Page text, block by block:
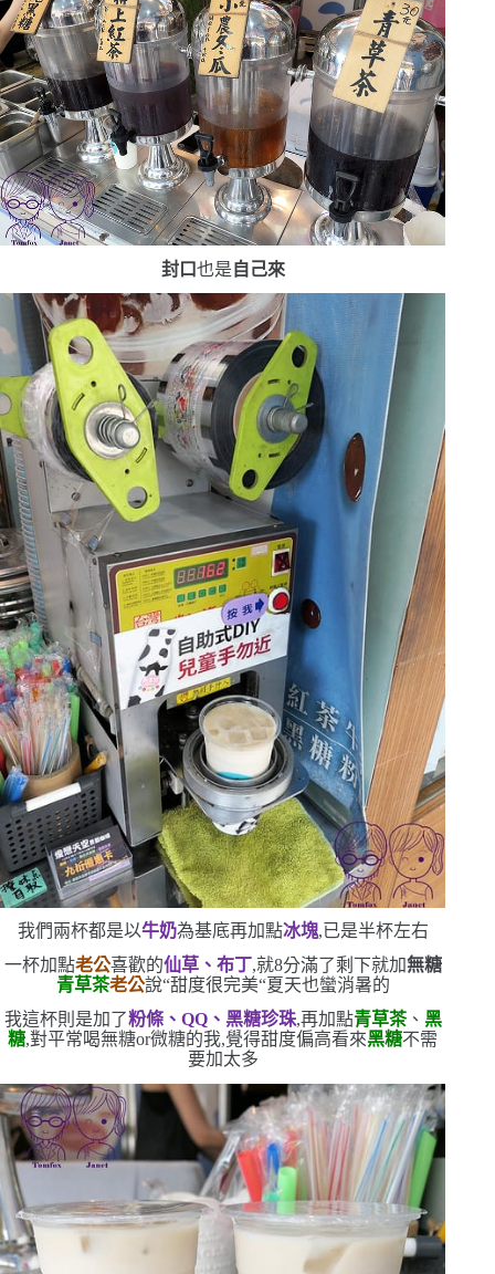
封口也是 自己來
我們兩杯都是以牛奶為基底再加點冰塊,已是半杯左右
一杯加點老公喜歡的仙草、布丁,就8分滿了剩下就加無糖
青草茶老公說“甜度很完美“夏天也蠻消暑的
我這杯則是加了粉條、 QQ、黑糖珍珠,再加點青草茶、 黑
糖,對平常喝無糖or微糖的我,覺得甜度偏高看來黑糖不需
要加太多